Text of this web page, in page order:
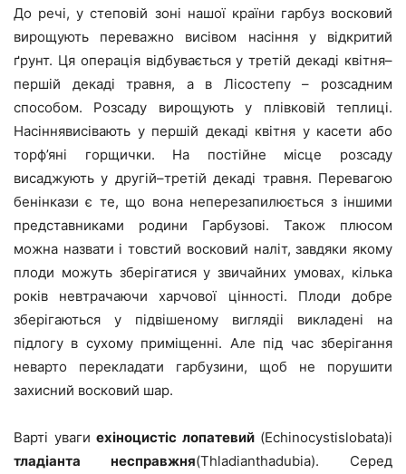
До речі, у степовій зоні нашої країни гарбуз восковий
вирощують переважно висівом насіння у відкритий
ґрунт. Ця операція відбувається у третій декаді квітня–
першій декаді травня, а в Лісостепу – розсадним
способом. Розсаду вирощують у плівковій теплиці.
Насіннявисівають у першій декаді квітня у касети або
торф’яні горщички. На постійне місце розсаду
висаджують у другій–третій декаді травня. Перевагою
бенінкази є те, що вона неперезапилюється з іншими
представниками родини Гарбузові. Також плюсом
можна назвати і товстий восковий наліт, завдяки якому
плоди можуть зберігатися у звичайних умовах, кілька
років невтрачаючи харчової цінності. Плоди добре
зберігаються у підвішеному виглядіі викладені на
підлогу в сухому приміщенні. Але під час зберігання
неварто перекладати гарбузини, щоб не порушити
захисний восковий шар.
Варті уваги ехіноцистіс лопатевий(Echinocystislobata)і
тладіанта несправжня(Thladianthadubia). Серед